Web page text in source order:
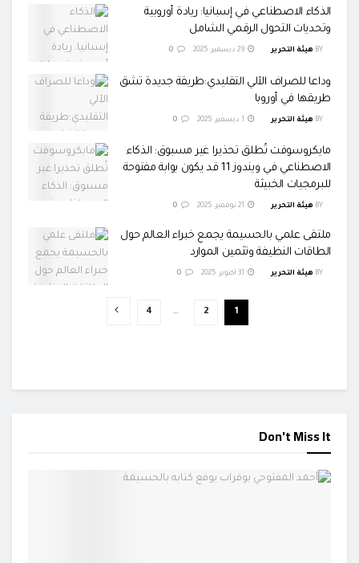
الذكاء الاصطناعي في إسبانيا: ريادة أوروبية
وتحديات التحول الرقمي الشامل
BY هيئة التحرير
​وداعا للصراف الآلي التقليدي:طريقة جديدة تشق
طريقها في أوروبا
BY هيئة التحرير
​مايكروسوفت تُطلق تحذيرا غير مسبوق: الذكاء
الاصطناعي في ويندوز 11 قد يكون بوابة مفتوحة
للبرمجيات الخبيثة
BY هيئة التحرير
ملتقى علمي بالحسيمة يجمع خبراء العالم حول
الطاقات النظيفة وتثمين الموارد
BY هيئة التحرير
1
2
…
4
Don't Miss It